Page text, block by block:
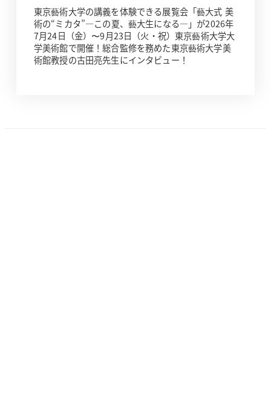
東京藝術大学の講義を体験できる展覧会「藝大式 美
術の“ミカタ”―この夏、藝大生になる―」が2026年
7月24日（金）〜9月23日（火・祝）東京藝術大学大
学美術館で開催！総合監修を務めた東京藝術大学美
術館教授の古田亮先生にインタビュー！